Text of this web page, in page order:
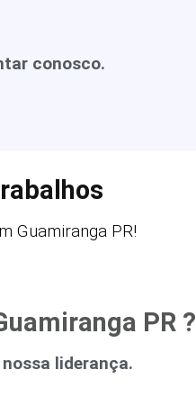
conosco.
Guamiranga PR!
PR ?
liderança.